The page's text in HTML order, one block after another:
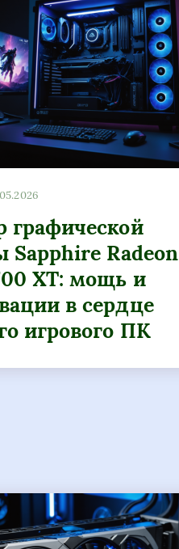
графической
Sapphire Radeon
XT: мощь и
в сердце
игрового ПК